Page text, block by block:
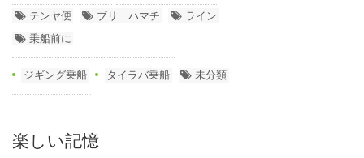
テンヤ便 ブリ ハマチ
ライン
乗船前に
ジギング乗船 タイラバ乗船 未分類
楽しい記憶